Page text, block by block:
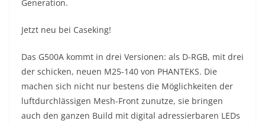
Generation.
Jetzt neu bei Caseking!
Das G500A kommt in drei Versionen: als D-RGB, mit drei
der schicken, neuen M25-140 von PHANTEKS. Die
machen sich nicht nur bestens die Möglichkeiten der
luftdurchlässigen Mesh-Front zunutze, sie bringen
auch den ganzen Build mit digital adressierbaren LEDs